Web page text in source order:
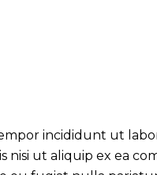
incididunt ut
nisi ut aliquip ex ea